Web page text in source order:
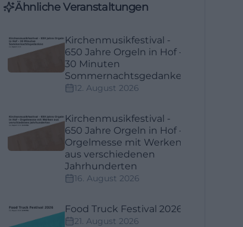
Ähnliche Veranstaltungen
Kirchenmusikfestival -
650 Jahre Orgeln in Hof -
30 Minuten
Sommernachtsgedanken
12. August 2026
Kirchenmusikfestival -
650 Jahre Orgeln in Hof -
Orgelmesse mit Werken
aus verschiedenen
Jahrhunderten
16. August 2026
Food Truck Festival 2026
21. August 2026